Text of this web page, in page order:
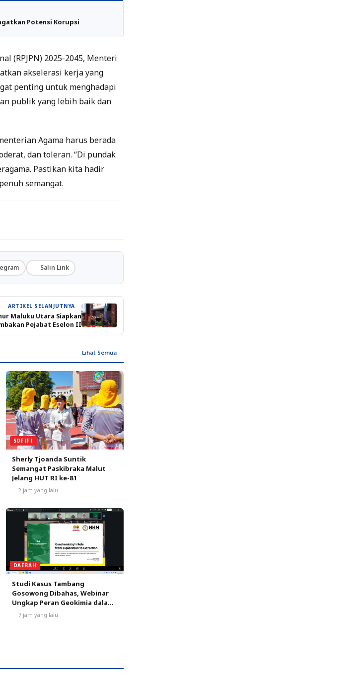
Potensi Korupsi
(RPJPN) 2025-2045, Menteri
akselerasi kerja yang
penting untuk menghadapi
publik yang lebih baik dan
Agama harus berada
dan toleran. “Di pundak
Pastikan kita hadir
semangat.
Salin Link
ARTIKEL SELANJUTNYA
Maluku Utara Siapkan
Pejabat Eselon II
Lihat Semua
SOFIFI
Sherly Tjoanda Suntik
Semangat Paskibraka Malut
Jelang HUT RI ke-81
2 jam yang lalu
DAERAH
Studi Kasus Tambang
Gosowong Dibahas, Webinar
Ungkap Peran Geokimia dalam
Menemukan Cadangan Emas
7 jam yang lalu